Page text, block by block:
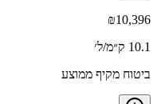
₪10,396
10.1 ק״מ/ל׳
ביטוח מקיף ממוצע